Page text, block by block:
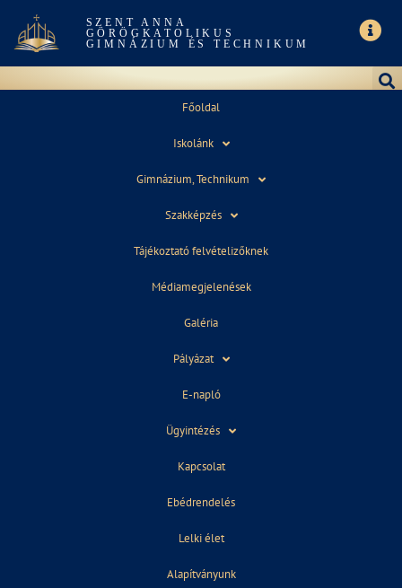
SZENT ANNA
GÖRÖGKATOLIKUS
GIMNÁZIUM ÉS TECHNIKUM
Főoldal
Iskolánk
Gimnázium, Technikum
Szakképzés
Tájékoztató felvételizőknek
Médiamegjelenések
Galéria
Pályázat
E-napló
Ügyintézés
Kapcsolat
Ebédrendelés
Lelki élet
Alapítványunk
NAPPALI ÓRAREND 2020.10.27.
TÁJÉKOZTATÓ FELVÉTELIZŐKNEK